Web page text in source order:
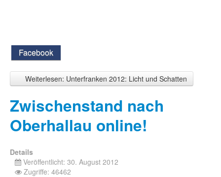
Facebook
Weiterlesen: Unterfranken 2012: Licht und Schatten
Zwischenstand nach
Oberhallau online!
Details
Veröffentlicht: 30. August 2012
Zugriffe: 46462